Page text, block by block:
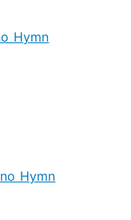
Hymn
Hymn